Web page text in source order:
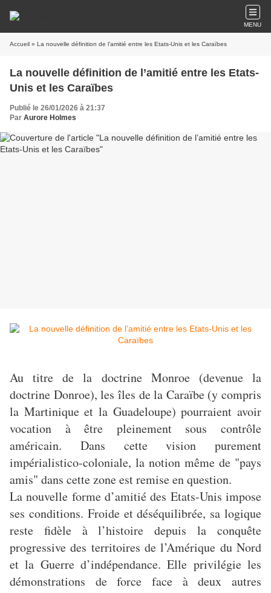
MENU
Accueil » La nouvelle définition de l’amitié entre les Etats-Unis et les Caraïbes
La nouvelle définition de l’amitié entre les Etats-
Unis et les Caraïbes
Publié le 26/01/2026 à 21:37
Par Aurore Holmes
Au titre de la doctrine Monroe (devenue la
doctrine Donroe), les îles de la Caraïbe (y compris
la Martinique et la Guadeloupe) pourraient avoir
vocation à être pleinement sous contrôle
américain. Dans cette vision purement
impérialistico-coloniale, la notion même de "pays
amis" dans cette zone est remise en question.
La nouvelle forme d’amitié des Etats-Unis impose
ses conditions. Froide et déséquilibrée, sa logique
reste fidèle à l’histoire depuis la conquête
progressive des territoires de l’Amérique du Nord
et la Guerre d’indépendance. Elle privilégie les
démonstrations de force face à deux autres